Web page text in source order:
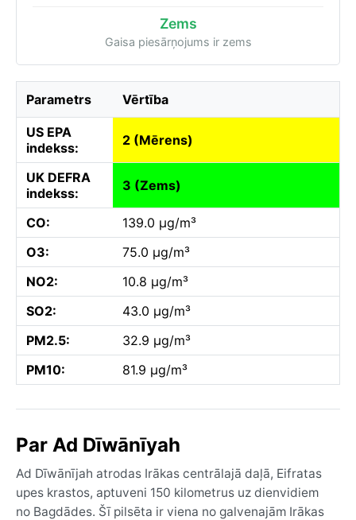
Zems
Gaisa piesārņojums ir zems
Parametrs Vērtība
US EPA
indekss:
2 (Mērens)
UK DEFRA
indekss:
3 (Zems)
CO:
139.0 µg/m³
O3:
75.0 µg/m³
NO2:
10.8 µg/m³
SO2:
43.0 µg/m³
PM2.5:
32.9 µg/m³
PM10:
81.9 µg/m³
Par Ad Dīwānīyah
Ad Dīwānījah atrodas Irākas centrālajā daļā, Eifratas
upes krastos, aptuveni 150 kilometrus uz dienvidiem
no Bagdādes. Šī pilsēta ir viena no galvenajām Irākas